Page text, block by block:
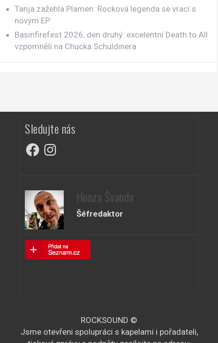
Tanja zažehla Plamen: Rocková legenda se vrací s
novým EP
Basinfirefest 2026, den druhý: excelentní Death to All
vzpomněli na Chucka Schuldinera
Sledujte nás
FacebookInstagram
Honza Švanda
Šéfredaktor
ROCKSOUND ©
Jsme otevřeni spolupráci s kapelami i pořadateli,